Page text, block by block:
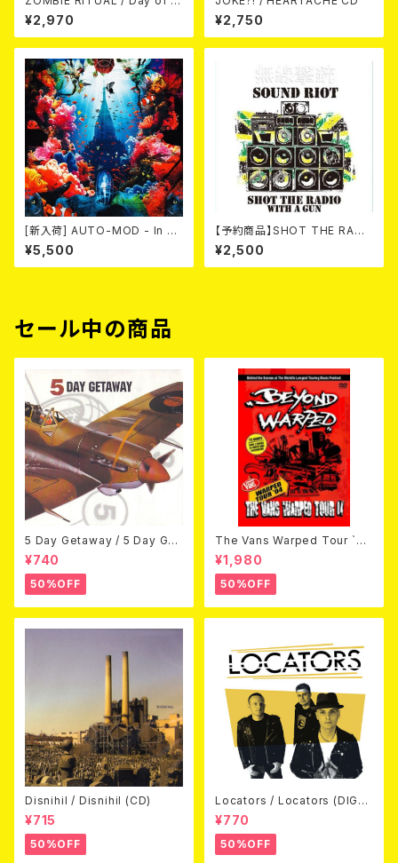
e Zombie Demons
¥2,970 ¥2,750
[新入荷] AUTO-MOD - In Th
e Wake Of KING AUTO-MO
D（CD+DVD/初回限定盤）
¥5,500
【予約商品】SHOT THE RADI
O WITH A GUN / SOUND RI
OT (CD)【8月８日発売】
¥2,500
セール中の商品
5 Day Getaway / 5 Day Get
away (CDEP)
¥740
50%OFF
The Vans Warped Tour `04
Beyond Warped (国内盤DV
D)
¥1,980
50%OFF
Disnihil / Disnihil (CD)
¥715
50%OFF
Locators / Locators (DIGPA
CK CD)
¥770
50%OFF